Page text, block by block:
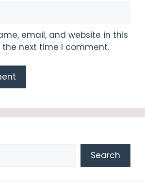
email, and website in this
the next time I comment.
Search